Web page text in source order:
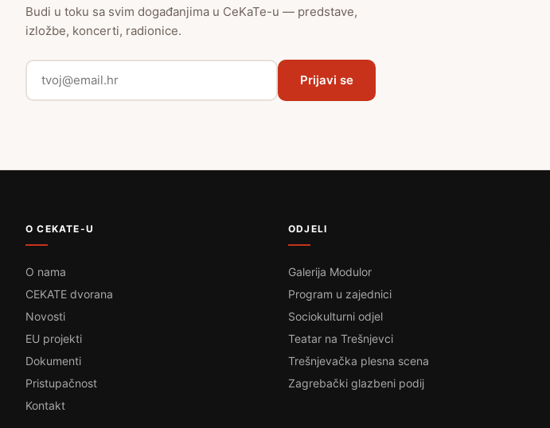
Budi u toku sa svim događanjima u CeKaTe-u — predstave,
izložbe, koncerti, radionice.
Prijavi se
O CEKATE-U
O nama
CEKATE dvorana
Novosti
EU projekti
Dokumenti
Pristupačnost
Kontakt
ODJELI
Galerija Modulor
Program u zajednici
Sociokulturni odjel
Teatar na Trešnjevci
Trešnjevačka plesna scena
Zagrebački glazbeni podij